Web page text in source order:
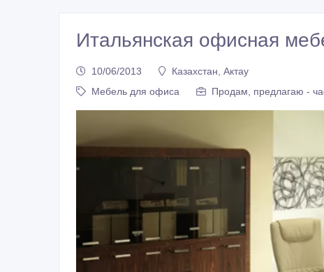
Итальянская офисная
10/06/2013
Казахстан, Актау
Мебель для офиса
Продам, предлагаю -